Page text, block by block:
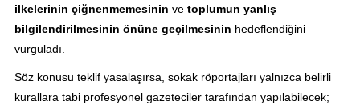
ilkelerinin çiğnenmemesinin ve toplumun yanlış
bilgilendirilmesinin önüne geçilmesinin hedeflendiğini
vurguladı.
Söz konusu teklif yasalaşırsa, sokak röportajları yalnızca belirli
kurallara tabi profesyonel gazeteciler tarafından yapılabilecek;